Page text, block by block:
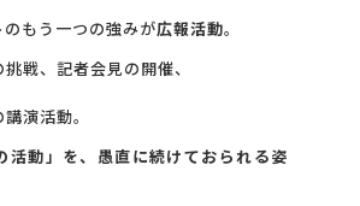
もう一つの強みが広報活動。
戦、記者会見の開催、
演活動。
活動」を、愚直に続けておられる姿